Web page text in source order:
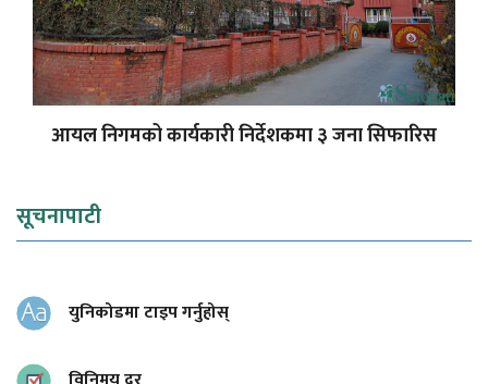
आयल निगमको कार्यकारी निर्देशकमा ३ जना सिफारिस
सूचनापाटी
युनिकोडमा टाइप गर्नुहोस्